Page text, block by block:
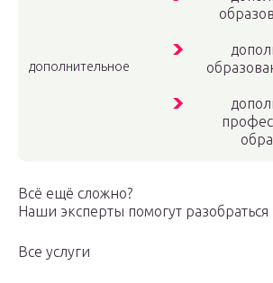
дополнительное
Всё ещё сложно?
Наши эксперты помогут разобраться
Все услуги